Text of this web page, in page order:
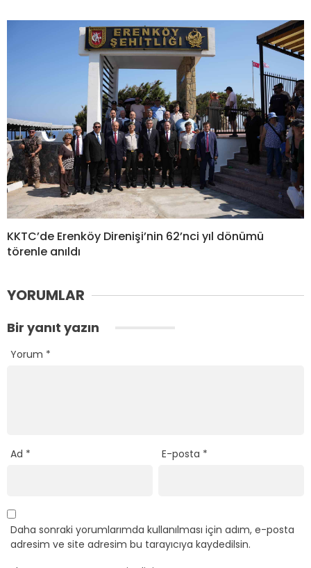
KKTC’de Erenköy Direnişi’nin 62’nci yıl dönümü
törenle anıldı
YORUMLAR
Bir yanıt yazın
Yorum *
Ad * E-posta *
Daha sonraki yorumlarımda kullanılması için adım, e-posta
adresim ve site adresim bu tarayıcıya kaydedilsin.